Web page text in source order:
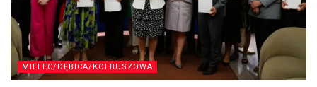
MIELEC/DĘBICA/KOLBUSZOWA